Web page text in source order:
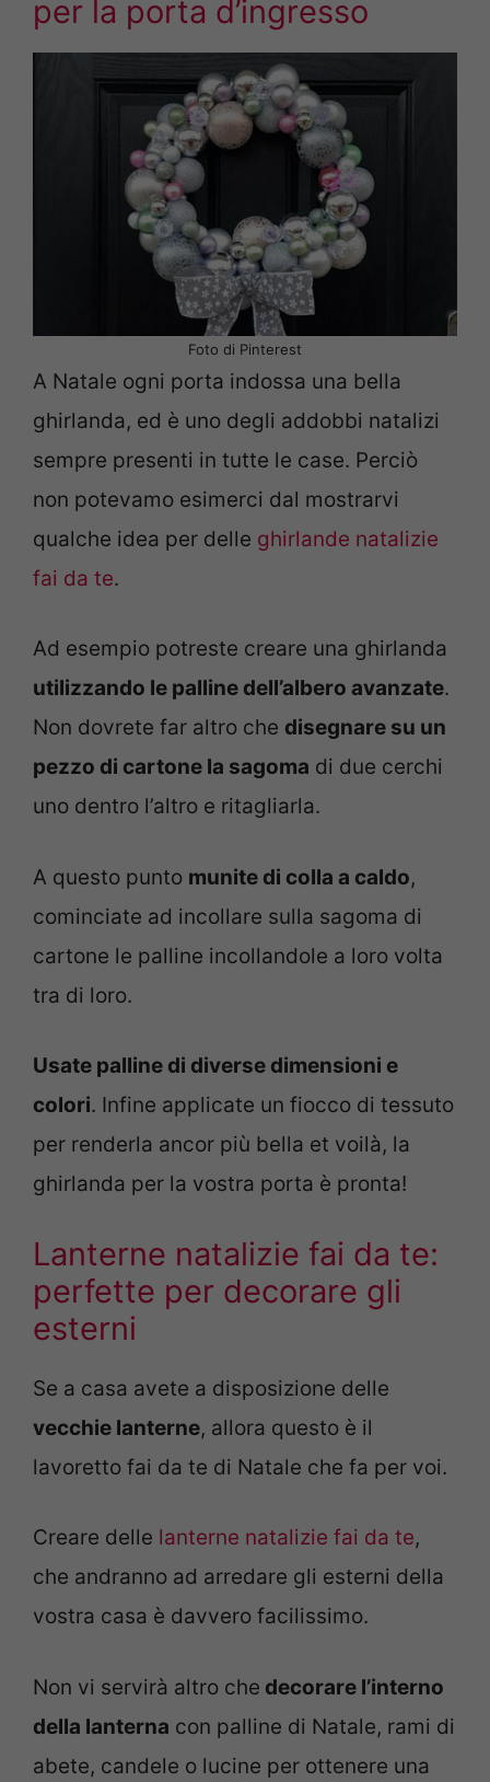
per la porta d’ingresso
Foto di Pinterest
A Natale ogni porta indossa una bella
ghirlanda, ed è uno degli addobbi natalizi
sempre presenti in tutte le case. Perciò
non potevamo esimerci dal mostrarvi
qualche idea per delle ghirlande natalizie
fai da te.
Ad esempio potreste creare una ghirlanda
utilizzando le palline dell’albero avanzate.
Non dovrete far altro che disegnare su un
pezzo di cartone la sagoma di due cerchi
uno dentro l’altro e ritagliarla.
A questo punto munite di colla a caldo,
cominciate ad incollare sulla sagoma di
cartone le palline incollandole a loro volta
tra di loro.
Usate palline di diverse dimensioni e
colori. Infine applicate un fiocco di tessuto
per renderla ancor più bella et voilà, la
ghirlanda per la vostra porta è pronta!
Lanterne natalizie fai da te:
perfette per decorare gli
esterni
Se a casa avete a disposizione delle
vecchie lanterne, allora questo è il
lavoretto fai da te di Natale che fa per voi.
Creare delle lanterne natalizie fai da te,
che andranno ad arredare gli esterni della
vostra casa è davvero facilissimo.
Non vi servirà altro che decorare l’interno
della lanterna con palline di Natale, rami di
abete, candele o lucine per ottenere una